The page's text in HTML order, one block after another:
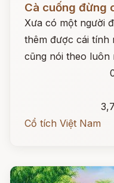
Cà cuống đừng
Xưa có một người
thêm được cái tính
cũng nói theo luôn
Cổ tích Việt Nam